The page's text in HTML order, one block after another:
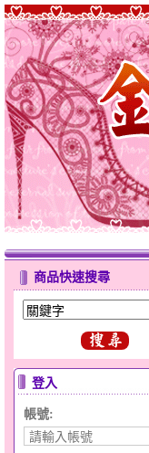
商品快速搜尋
登入
帳號: